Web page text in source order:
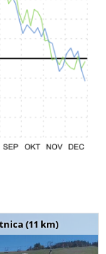
(11 km)